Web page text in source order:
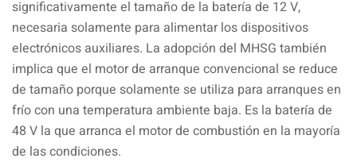
significativamente el tamaño de la batería de 12 V,
necesaria solamente para alimentar los dispositivos
electrónicos auxiliares. La adopción del MHSG también
implica que el motor de arranque convencional se reduce
de tamaño porque solamente se utiliza para arranques en
frío con una temperatura ambiente baja. Es la batería de
48 V la que arranca el motor de combustión en la mayoría
de las condiciones.